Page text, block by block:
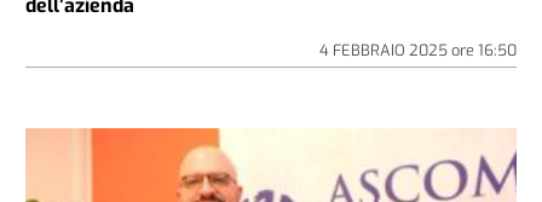
dell’azienda
4 FEBBRAIO 2025ore 16:50